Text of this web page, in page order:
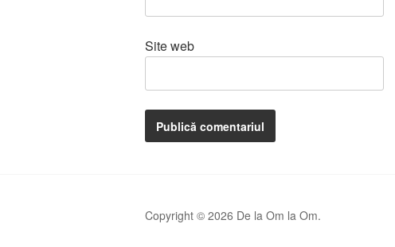
Site web
Copyright © 2026 De la Om la Om.